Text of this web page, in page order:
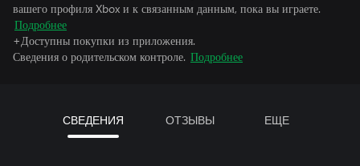
вашего профиля Xbox и к связанным данным, пока вы играете.
Подробнее
+Доступны покупки из приложения.
Сведения о родительском контроле. Подробнее
СВЕДЕНИЯ ОТЗЫВЫ ЕЩЕ